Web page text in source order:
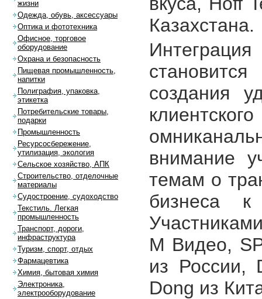
Казахстана.
создания
внимание
темам о
бизнеса
М Видео,
из России,
Dong из
жизни
Одежда, обувь, аксессуары
Оптика и фототехника
Офисное, торговое
оборудование
Охрана и безопасность
Пищевая промышленность,
напитки
Полиграфия, упаковка,
этикетка
Потребительские товары,
подарки
Промышленность
Ресурсосбережение,
утилизация, экология
Сельское хозяйство, АПК
Строительство, отделочные
материалы
Судостроение, судоходство
Текстиль. Легкая
промышленность
Транспорт, дороги,
инфраструктура
Туризм, спорт, отдых
Фармацевтика
Химия, бытовая химия
Электроника,
электрооборудование